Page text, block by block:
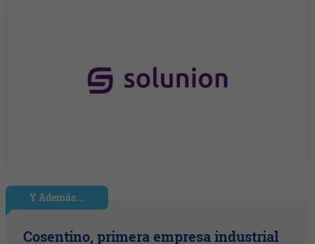
Y Además...
Cosentino, primera empresa industrial